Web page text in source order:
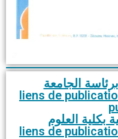
الجامعة
liens de
بكلية العلوم
liens de